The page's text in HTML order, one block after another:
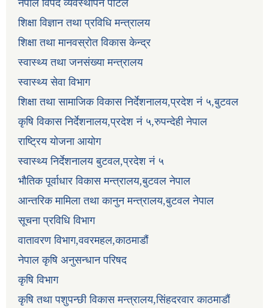
नेपाल विपद व्यवस्थापन पोर्टल
शिक्षा विज्ञान तथा प्रविधि मन्त्रालय
शिक्षा तथा मानवस्रोत विकास केन्द्र
स्वास्थ्य तथा जनसंख्या मन्त्रालय
स्वास्थ्य सेवा विभाग
शिक्षा तथा सामाजिक विकास निर्देशनालय,प्रदेश नं ५,बुटवल
कृषि विकास निर्देशनालय,प्रदेश नं ५,रुपन्देही नेपाल
राष्ट्रिय योजना आयोग
स्वास्थ्य निर्देशनालय बुटवल,प्रदेश नं ५
भौतिक पूर्वाधार विकास मन्त्रालय,बुटवल नेपाल
आन्तरिक मामिला तथा कानुन मन्त्रालय,बुटवल नेपाल
सूचना प्रविधि विभाग
वातावरण विभाग,ववरमहल,काठमाडौं
नेपाल कृषि अनुसन्धान परिषद
कृषि विभाग
कृषि तथा पशुपन्छी विकास मन्त्रालय,सिंहदरवार काठमाडौं